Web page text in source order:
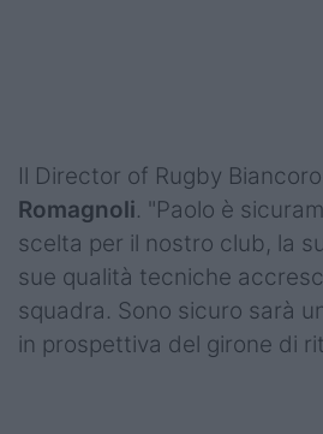
Il Director of Rugby
Romagnoli. "Paolo è
scelta per il nostro club, la
sue qualità tecniche
squadra. Sono sicuro sarà
in prospettiva del girone di